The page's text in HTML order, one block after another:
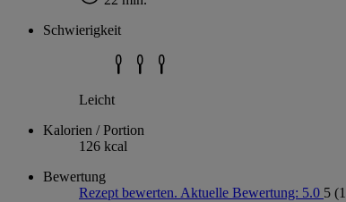
Schwierigkeit
Leicht
Kalorien / Portion
126 kcal
Bewertung
Rezept bewerten. Aktuelle Bewertung: 5.0 5